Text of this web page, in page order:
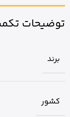
توضیحات
برند
کشور